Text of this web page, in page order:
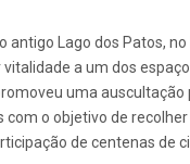
antigo Lago dos Patos,
vitalidade a um dos
uma
com o objetivo de
de centenas de